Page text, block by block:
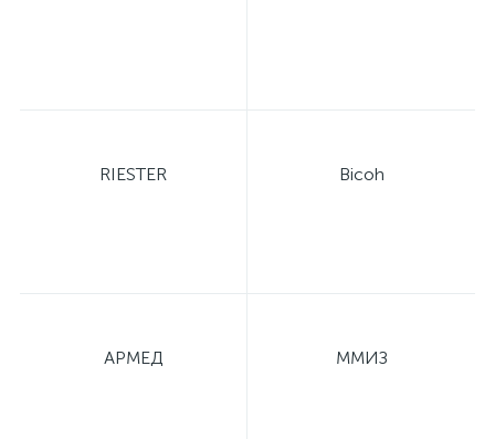
RIESTER Bicoh
АРМЕД ММИЗ